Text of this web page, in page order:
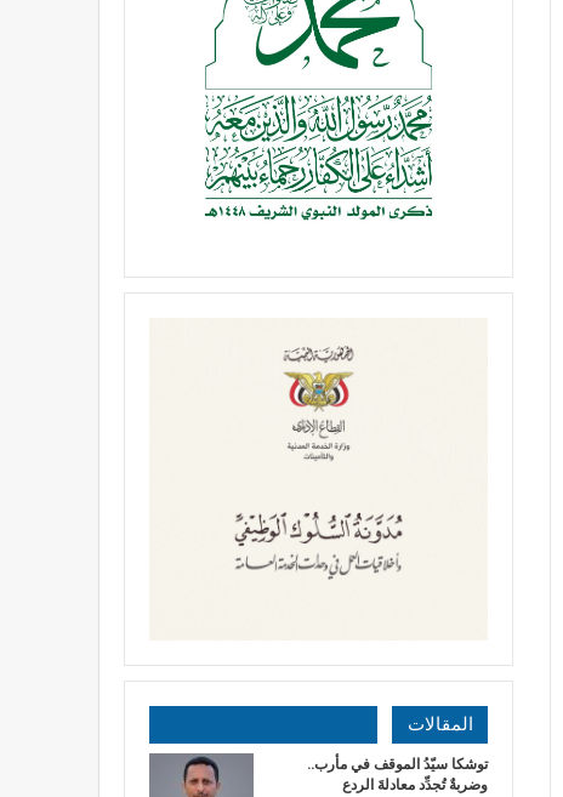
المقالات
توشكا سيّدُ الموقف في مأرب..
وضربةٌ تُجدِّد معادلةَ الردع